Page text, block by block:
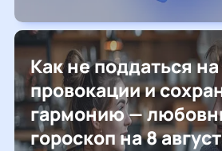
Как не поддаться на
провокации и
гармонию —
гороскоп на 8